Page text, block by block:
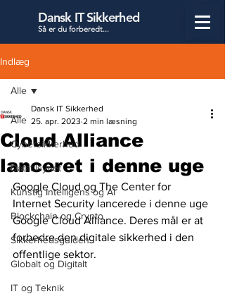
Dansk IT Sikkerhed
Så er du forberedt...
Indlæg
Alle
Cybersikkerhed
Datatilsynet
Kunstig Intelligens og AI
Blockchain og Crypto
Sikkerhedsguiden
Globalt og Digitalt
IT og Teknik
Alle
Cloud Alliance
lanceret i denne uge
Dansk IT Sikkerhed
25. apr. 2023 2 min læsning
Google Cloud og The Center for
Internet Security lancerede i denne uge
Google Cloud Alliance. Deres mål er at
forbedre den digitale sikkerhed i den
offentlige sektor.